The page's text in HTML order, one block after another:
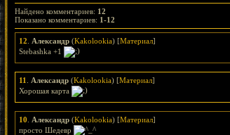
Найдено комментариев: 12
Показано комментариев: 1-12
12 Александр (Kakolookia) [Материал]
Stebashka +1
11 Александр (Kakolookia) [Материал]
Хорошая карта
10 Александр (Kakolookia) [Материал]
просто Шедевр